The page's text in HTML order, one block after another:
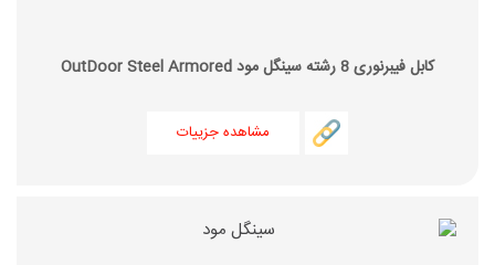
کابل فیبرنوری 8 رشته سینگل مود OutDoor Steel Armored
مشاهده جزییات